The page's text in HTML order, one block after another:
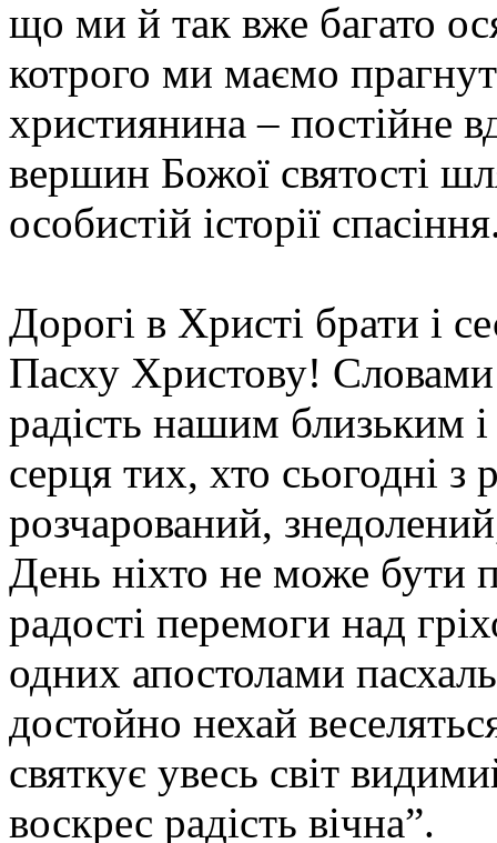
що ми й так вже багато
котрого ми маємо
християнина – постійне
вершин Божої святості
особистій історії
Дорогі в Христі брати і
Пасху Христову!
радість нашим близьким
серця тих, хто сьогодні
розчарований,
День ніхто не може бути
радості перемоги над
одних апостолами
достойно нехай
святкує увесь світ
воскрес радість вічна”.